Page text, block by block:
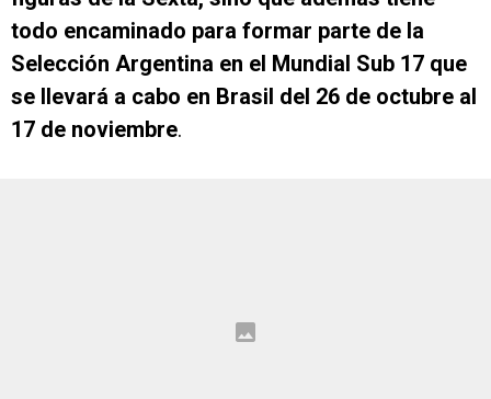
todo encaminado para formar parte de la
Selección Argentina en el Mundial Sub 17 que
se llevará a cabo en Brasil del 26 de octubre al
17 de noviembre.